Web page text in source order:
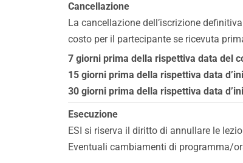
Cancellazione
La cancellazione dell’iscrizione
costo per il partecipante se ricevuta
7 giorni prima della rispettiva data del
15 giorni prima della rispettiva data
30 giorni prima della rispettiva data
Esecuzione
ESI si riserva il diritto di annullare le
Eventuali cambiamenti di programma/